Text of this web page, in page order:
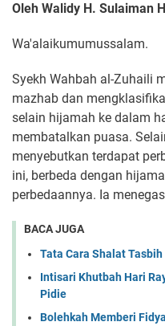
Oleh Walidy H. Sulaiman
Wa'alaikumumussalam.
Syekh Wahbah al-Zuhaili
mazhab dan
selain hijamah ke dalam
membatalkan puasa.
menyebutkan terdapat
ini, berbeda dengan
perbedaannya. Ia
BACA JUGA
Tata Cara Shalat Tasbih
Intisari Khutbah Hari
Pidie
Bolehkah Memberi